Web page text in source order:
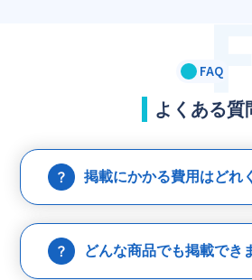
FAQ
よくある質
掲載にかかる費用はどれ
どんな商品でも掲載でき